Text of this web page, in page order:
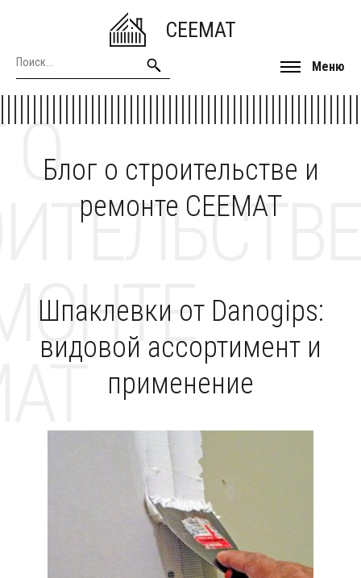
CEEMAT
Меню
Блог о строительстве и
ремонте CEEMAT
О
Шпаклевки от Danogips:
видовой ассортимент и
применение